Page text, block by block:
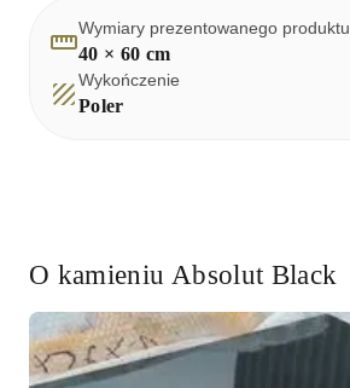
Wymiary prezentowanego produktu
40 × 60 cm
Wykończenie
Poler
O kamieniu Absolut Black